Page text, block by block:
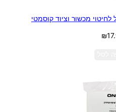
₪